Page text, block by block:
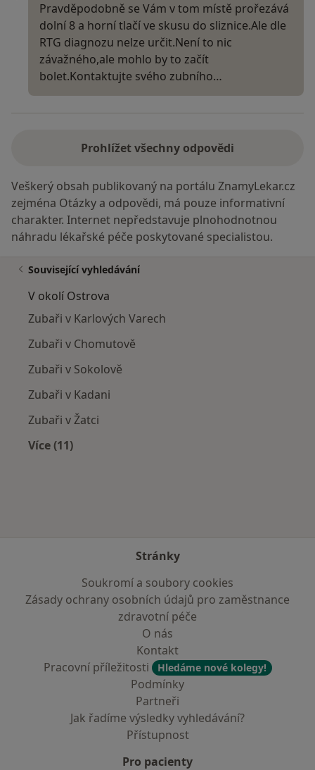
Pravděpodobně se Vám v tom místě prořezává
dolní 8 a horní tlačí ve skusu do sliznice.Ale dle
RTG diagnozu nelze určit.Není to nic
závažného,ale mohlo by to začít
bolet.Kontaktujte svého zubního…
Prohlížet všechny odpovědi
Veškerý obsah publikovaný na portálu ZnamyLekar.cz
zejména Otázky a odpovědi, má pouze informativní
charakter. Internet nepředstavuje plnohodnotnou
náhradu lékařské péče poskytované specialistou.
Související vyhledávání
V okolí Ostrova
Zubaři v Karlových Varech
Zubaři v Chomutově
Zubaři v Sokolově
Zubaři v Kadani
Zubaři v Žatci
Více (11)
Stránky
Soukromí a soubory cookies
Zásady ochrany osobních údajů pro zaměstnance
zdravotní péče
O nás
Kontakt
Pracovní příležitosti
Hledáme nové kolegy!
Podmínky
Partneři
Jak řadíme výsledky vyhledávání?
Přístupnost
Pro pacienty